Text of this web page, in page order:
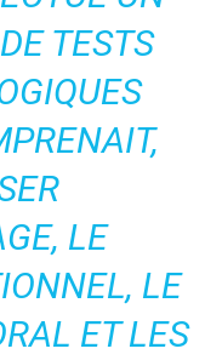
TESTS
LE
LE
ET LES